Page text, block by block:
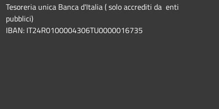
Tesoreria unica Banca d'Italia ( solo accrediti da enti
pubblici)
IBAN: IT24R0100004306TU0000016735